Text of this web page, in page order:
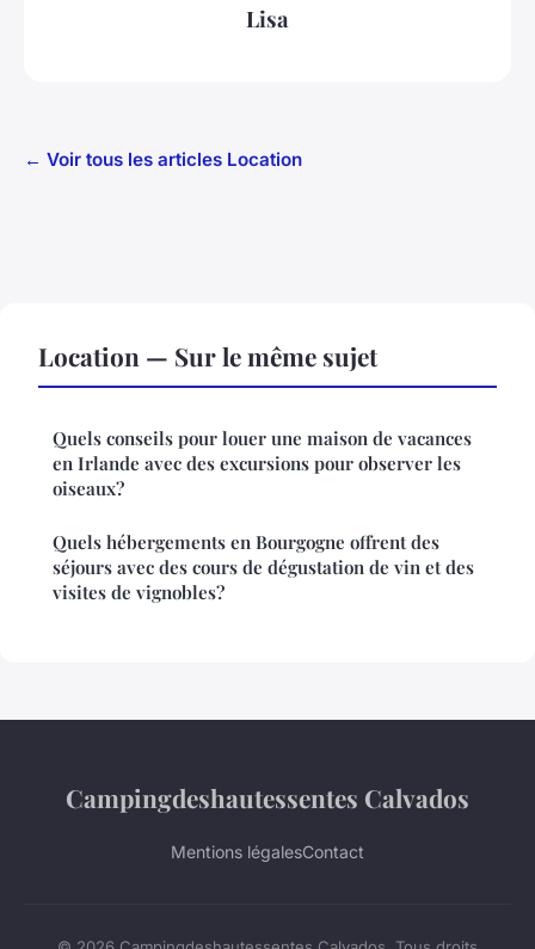
Lisa
← Voir tous les articles Location
Location — Sur le même sujet
Quels conseils pour louer une maison de vacances
en Irlande avec des excursions pour observer les
oiseaux?
Quels hébergements en Bourgogne offrent des
séjours avec des cours de dégustation de vin et des
visites de vignobles?
Campingdeshautessentes Calvados
Mentions légalesContact